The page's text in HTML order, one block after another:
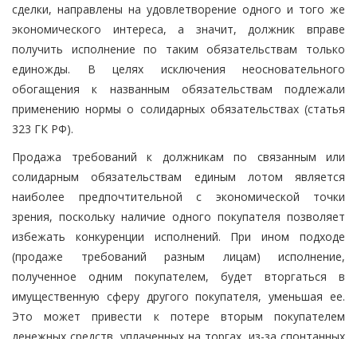
сделки, направлены на удовлетворение одного и того же
экономического интереса, а значит, должник вправе
получить исполнение по таким обязательствам только
единожды. В целях исключения неосновательного
обогащения к названным обязательствам подлежали
применению нормы о солидарных обязательствах (статья
323 ГК РФ).
Продажа требований к должникам по связанным или
солидарным обязательствам единым лотом является
наиболее предпочтительной с экономической точки
зрения, поскольку наличие одного покупателя позволяет
избежать конкуренции исполнений. При ином подходе
(продаже требований разным лицам) исполнение,
полученное одним покупателем, будет вторгаться в
имущественную сферу другого покупателя, уменьшая ее.
Это может привести к потере вторым покупателем